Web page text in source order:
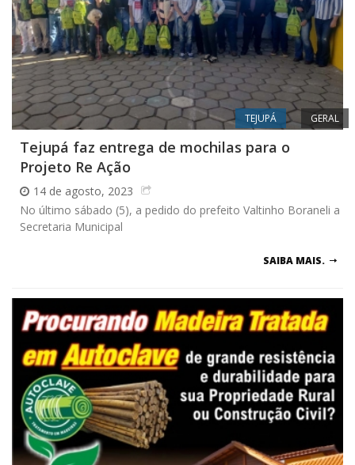
TEJUPÁ GERAL
Tejupá faz entrega de mochilas para o
Projeto Re Ação
14 de agosto, 2023
No último sábado (5), a pedido do prefeito Valtinho Boraneli a
Secretaria Municipal
SAIBA MAIS.